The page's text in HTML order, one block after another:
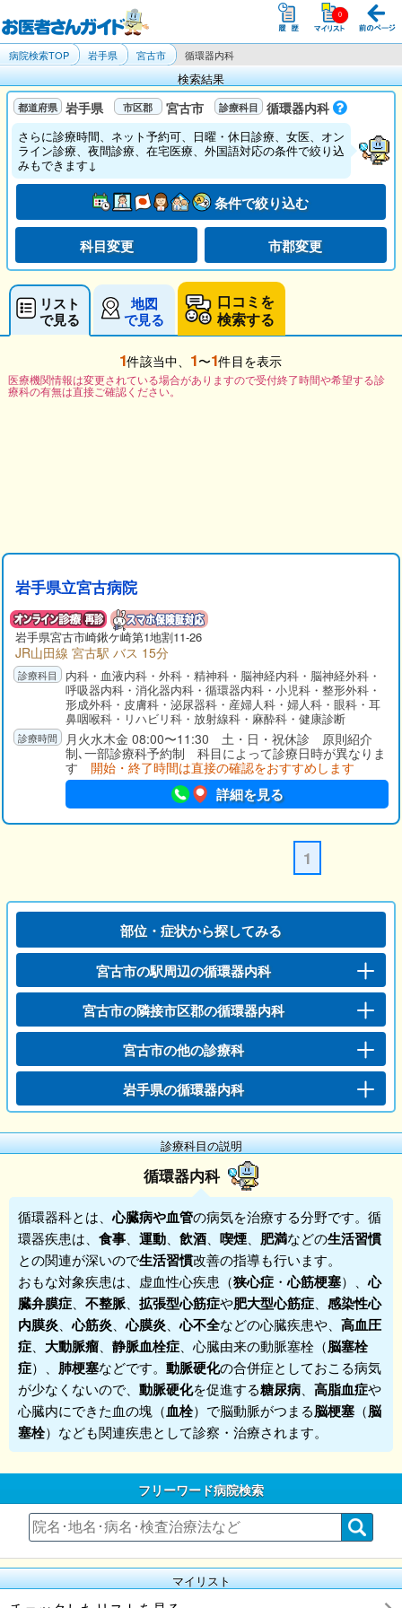
病院検索TOP 岩手県 宮古市 循環器内科
検索結果
岩手県 宮古市 循環器内科
さらに診療時間、ネット予約可、日曜・休日診療、女医、オン
ライン診療、夜間診療、在宅医療、外国語対応の条件で絞り込
みもできます↓
条件で絞り込む
科目変更 市郡変更
リスト
で見る
地図
で見る
口コミを
検索する
1件該当中、 1〜1件目を表示
医療機関情報は変更されている場合がありますので受付終了時間や希望する診
療科の有無は直接ご確認ください。
岩手県立宮古病院
岩手県宮古市崎鍬ケ崎第1地割11-26
JR山田線 宮古駅 バス 15分
内科・血液内科・外科・精神科・脳神経内科・脳神経外科・
呼吸器内科・消化器内科・循環器内科・小児科・整形外科・
形成外科・皮膚科・泌尿器科・産婦人科・婦人科・眼科・耳
鼻咽喉科・リハビリ科・放射線科・麻酔科・健康診断
月火水木金 08:00〜11:30 土・日・祝休診 原則紹介
制､一部診療科予約制 科目によって診療日時が異なりま
す 開始・終了時間は直接の確認をおすすめします
詳細を見る
1
部位・症状から探してみる
宮古市の駅周辺の循環器内科
宮古市の隣接市区郡の循環器内科
宮古市の他の診療科
岩手県の循環器内科
診療科目の説明
循環器内科
循環器科とは、心臓病や血管の病気を治療する分野です。循
環器疾患は、 食事 運動 飲酒 喫煙 肥満などの生活習慣
との関連が深いので生活習慣改善の指導も行います。
おもな対象疾患は、虚血性心疾患（狭心症 ・心筋梗塞）、心
臓弁膜症
不整脈 拡張型心筋症や肥大型心筋症
感染性心
内膜炎 、心筋炎 、心膜炎 、心不全などの心臓疾患や、 高血圧
症
大動脈瘤 静脈血栓症 、心臓由来の動脈塞栓（脳塞栓
症）、 肺梗塞などです。 動脈硬化の合併症としておこる病気
が少なくないので、 動脈硬化を促進する糖尿病 高脂血症や
心臓内にできた血の塊（血栓）で脳動脈がつまる脳梗塞 （脳
塞栓）なども関連疾患として診察・治療されます。
フリーワード病院検索
マイリスト